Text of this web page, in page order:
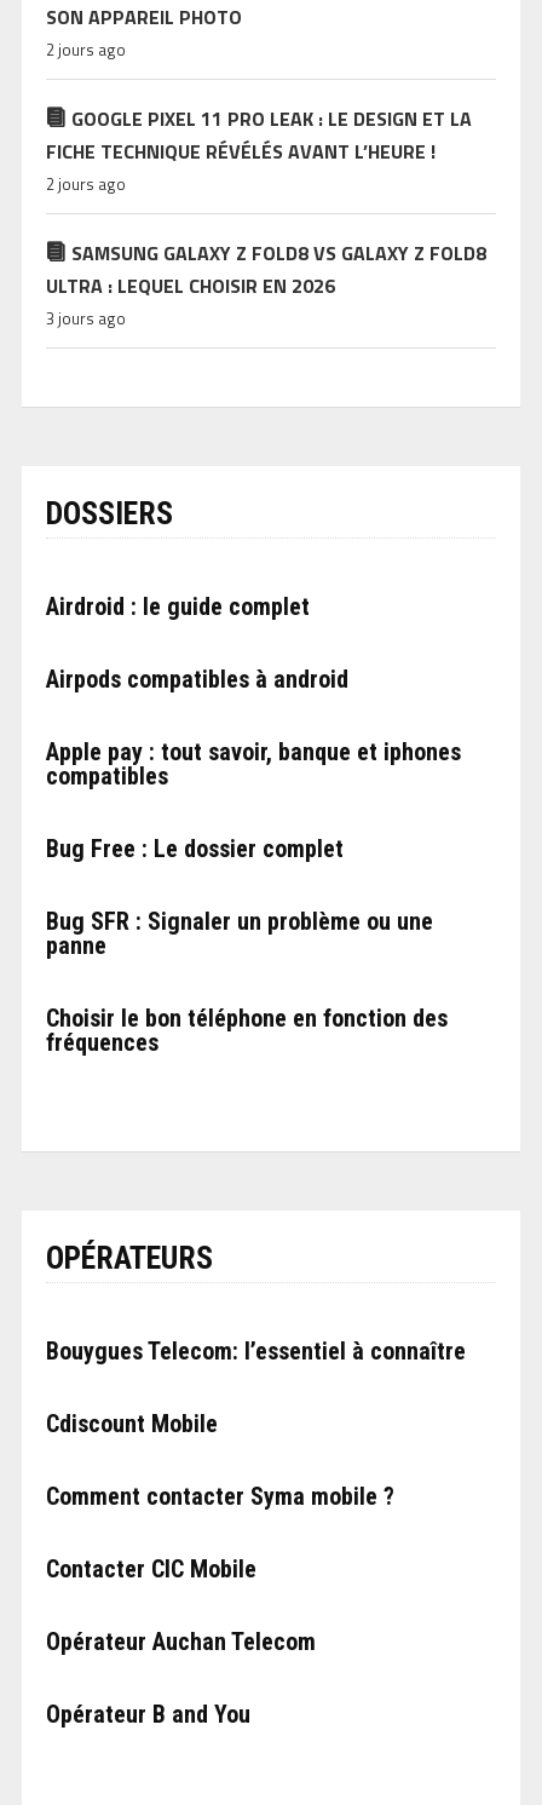
SON APPAREIL PHOTO
2 jours ago
GOOGLE PIXEL 11 PRO LEAK : LE DESIGN ET LA
FICHE TECHNIQUE RÉVÉLÉS AVANT L’HEURE !
2 jours ago
SAMSUNG GALAXY Z FOLD8 VS GALAXY Z FOLD8
ULTRA : LEQUEL CHOISIR EN 2026
3 jours ago
DOSSIERS
Airdroid : le guide complet
Airpods compatibles à android
Apple pay : tout savoir, banque et iphones
compatibles
Bug Free : Le dossier complet
Bug SFR : Signaler un problème ou une
panne
Choisir le bon téléphone en fonction des
fréquences
OPÉRATEURS
Bouygues Telecom: l’essentiel à connaître
Cdiscount Mobile
Comment contacter Syma mobile ?
Contacter CIC Mobile
Opérateur Auchan Telecom
Opérateur B and You